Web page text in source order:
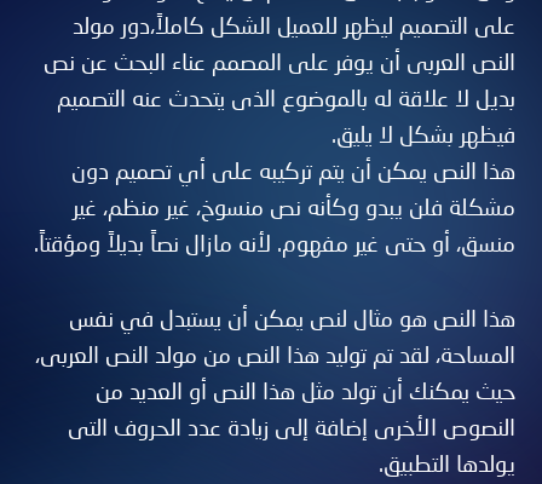
على التصميم ليظهر للعميل الشكل كاملاً،دور مولد
النص العربى أن يوفر على المصمم عناء البحث عن نص
بديل لا علاقة له بالموضوع الذى يتحدث عنه التصميم
فيظهر بشكل لا يليق.
هذا النص يمكن أن يتم تركيبه على أي تصميم دون
مشكلة فلن يبدو وكأنه نص منسوخ، غير منظم، غير
منسق، أو حتى غير مفهوم. لأنه مازال نصاً بديلاً ومؤقتاً.
هذا النص هو مثال لنص يمكن أن يستبدل في نفس
المساحة، لقد تم توليد هذا النص من مولد النص العربى،
حيث يمكنك أن تولد مثل هذا النص أو العديد من
النصوص الأخرى إضافة إلى زيادة عدد الحروف التى
يولدها التطبيق.